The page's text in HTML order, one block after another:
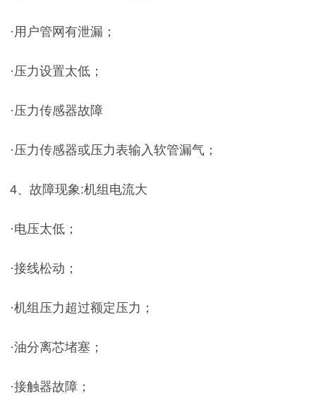
·用户管网有泄漏；
·压力设置太低；
·压力传感器故障
·压力传感器或压力表输入软管漏气；
4、故障现象:机组电流大
·电压太低；
·接线松动；
·机组压力超过额定压力；
·油分离芯堵塞；
·接触器故障；